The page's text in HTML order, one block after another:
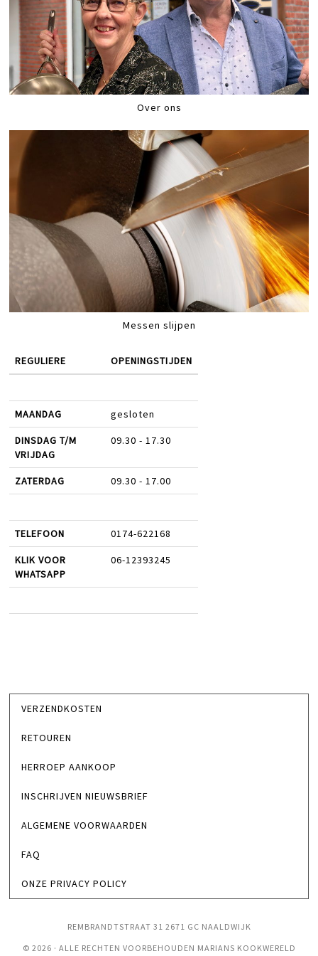
Over ons
Messen slijpen
REGULIERE OPENINGSTIJDEN
MAANDAG gesloten
DINSDAG T/M
VRIJDAG
09.30 - 17.30
ZATERDAG 09.30 - 17.00
TELEFOON 0174-622168
KLIK VOOR
WHATSAPP
06-12393245
VERZENDKOSTEN
RETOUREN
HERROEP AANKOOP
INSCHRIJVEN NIEUWSBRIEF
ALGEMENE VOORWAARDEN
FAQ
ONZE PRIVACY POLICY
REMBRANDTSTRAAT 31 2671 GC NAALDWIJK
© 2026 · ALLE RECHTEN VOORBEHOUDEN MARIANS KOOKWERELD